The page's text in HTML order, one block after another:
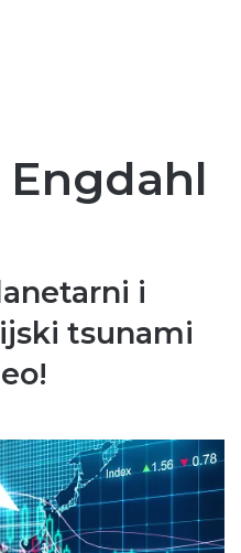
i
tsunami